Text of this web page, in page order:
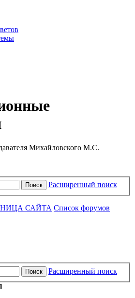
Михайловского М.С.
Поиск Расширенный поиск
САЙТА Список форумов
Поиск
Расширенный поиск
1